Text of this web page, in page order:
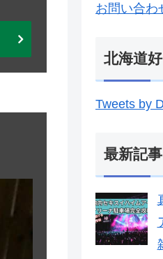
お問い合わ
北海道
Tweets by
最新記事